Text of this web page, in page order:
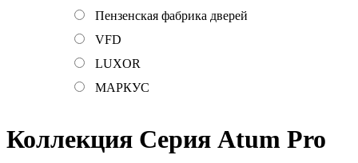
Пензенская фабрика дверей
VFD
LUXOR
МАРКУС
Коллекция Серия Atum Pro